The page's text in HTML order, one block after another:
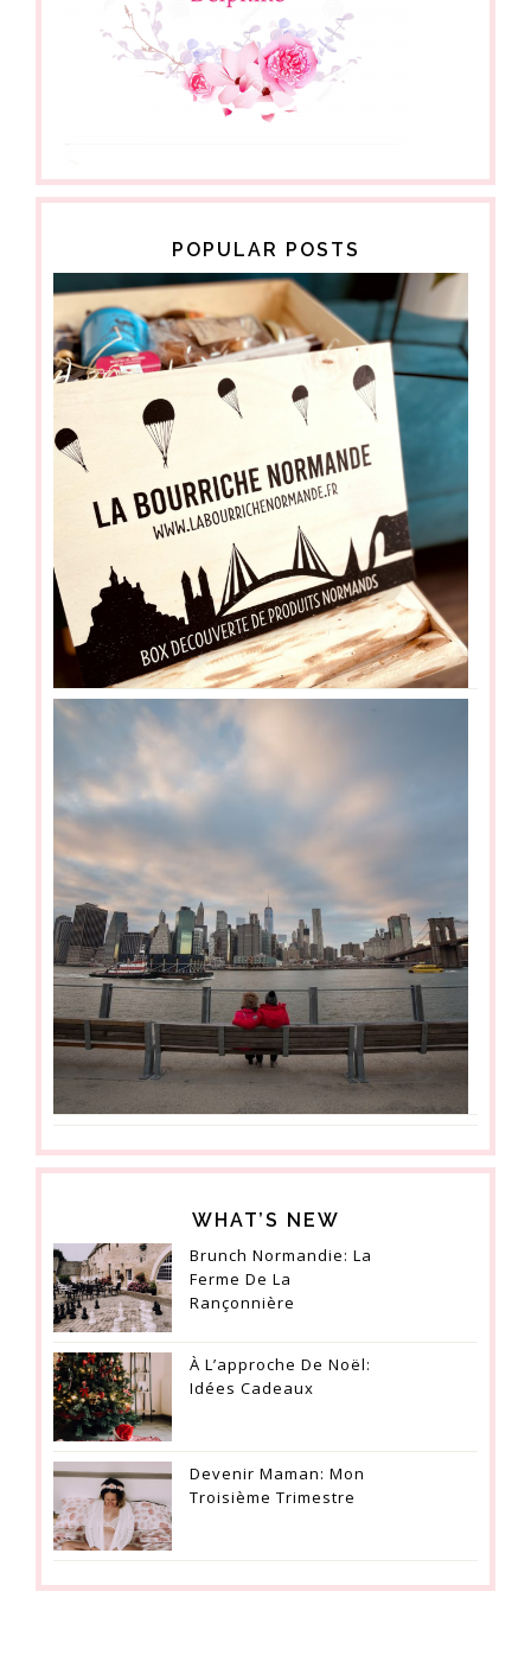
POPULAR POSTS
WHAT’S NEW
Brunch Normandie: La
Ferme De La
Rançonnière
À L’approche De Noël:
Idées Cadeaux
Devenir Maman: Mon
Troisième Trimestre